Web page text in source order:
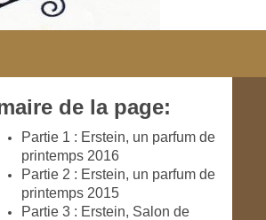
de la page:
Partie 1 : Erstein, un parfum de
printemps 2016
Partie 2 : Erstein, un parfum de
printemps 2015
Partie 3 : Erstein, Salon de